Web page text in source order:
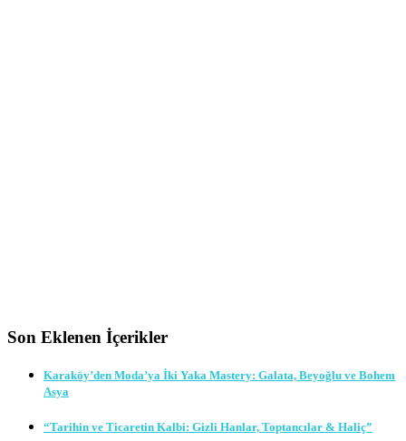
Son Eklenen İçerikler
Karaköy’den Moda’ya İki Yaka Mastery: Galata, Beyoğlu ve Bohem
Asya
“Tarihin ve Ticaretin Kalbi: Gizli Hanlar, Toptancılar & Haliç”